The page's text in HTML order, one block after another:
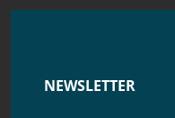
NEWSLETTER